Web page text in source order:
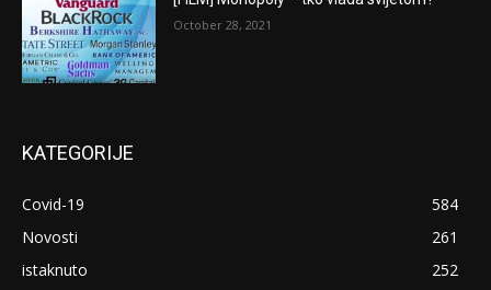
October 28, 2021
KATEGORIJE
Covid-19
584
Novosti
261
istaknuto
252